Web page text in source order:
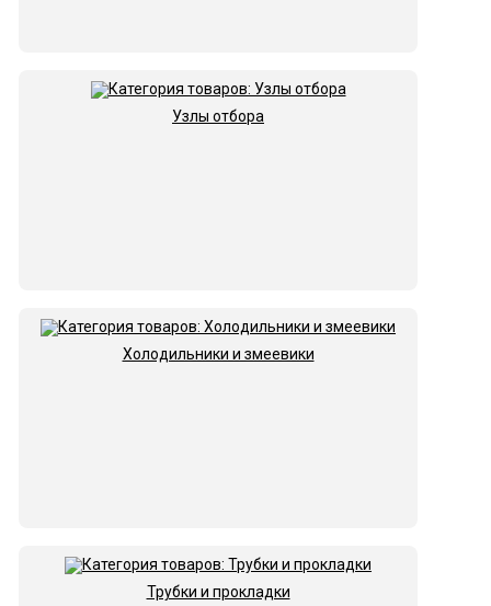
Узлы отбора
Холодильники и змеевики
Трубки и прокладки